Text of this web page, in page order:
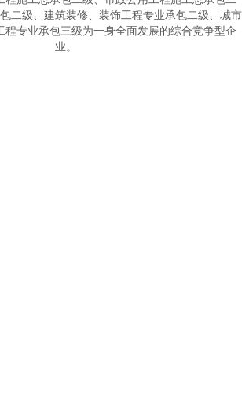
二级、建筑装修、装饰工程专业承包二级、城市
程专业承包三级为一身全面发展的综合竞争型企
业。